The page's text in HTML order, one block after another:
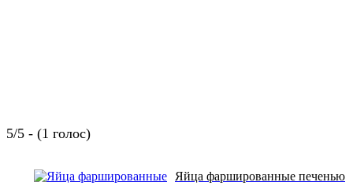
5/5 - (1 голос)
Яйца фаршированные печенью